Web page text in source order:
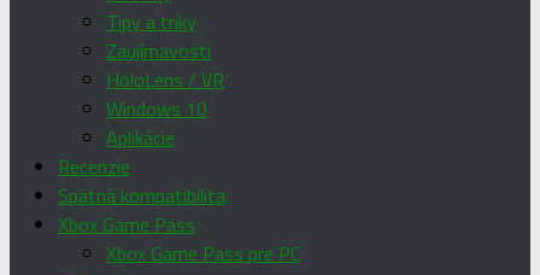
Tipy a triky
Zaujímavosti
HoloLens / VR
Windows 10
Aplikácie
Recenzie
Spätná kompatibilita
Xbox Game Pass
Xbox Game Pass pre PC